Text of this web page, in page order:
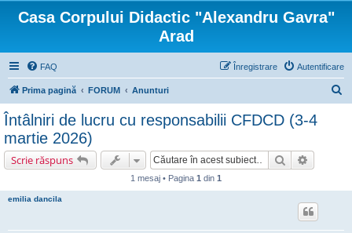
Casa Corpului Didactic "Alexandru Gavra"
Arad
FAQ Autentificare
Înregistrare
Prima pagină FORUM Anunturi
Întâlniri de lucru cu responsabilii CFDCD (3-4
martie 2026)
Scrie răspuns Căutare
1 mesaj • Pagina 1 din 1
emilia dancila